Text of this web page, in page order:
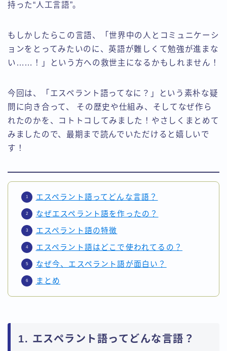
持った“人工言語”。
もしかしたらこの言語、「世界中の人とコミュニケーシ
ョンをとってみたいのに、英語が難しくて勉強が進まな
い……！」という方への救世主になるかもしれません！
今回は、「エスペラント語ってなに？」という素朴な疑
問に向き合って、 その歴史や仕組み、そしてなぜ作ら
れたのかを、コトトコしてみました！やさしくまとめて
みましたので、最期まで読んでいただけると嬉しいで
す！
エスペラント語ってどんな言語？
なぜエスペラント語を作ったの？
エスペラント語の特徴
エスペラント語はどこで使われてるの？
なぜ今、エスペラント語が面白い？
まとめ
1. エスペラント語ってどんな言語？